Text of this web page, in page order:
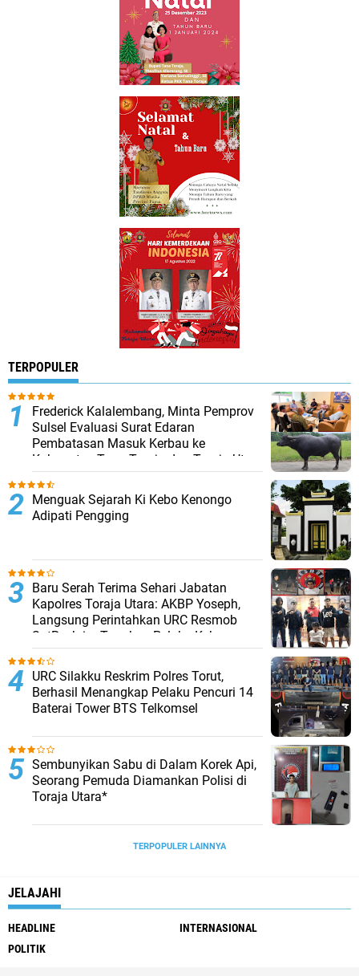
TERPOPULER
Frederick Kalalembang, Minta Pemprov
Sulsel Evaluasi Surat Edaran
Pembatasan Masuk Kerbau ke
Kabupaten Tana Toraja dan Toraja Utara
Menguak Sejarah Ki Kebo Kenongo
Adipati Pengging
Baru Serah Terima Sehari Jabatan
Kapolres Toraja Utara: AKBP Yoseph,
Langsung Perintahkan URC Resmob
SatReskrim Tangkap Pelaku Kekerasan
Seksual Anak Di Bawah Umur
URC Silakku Reskrim Polres Torut,
Berhasil Menangkap Pelaku Pencuri 14
Baterai Tower BTS Telkomsel
Sembunyikan Sabu di Dalam Korek Api,
Seorang Pemuda Diamankan Polisi di
Toraja Utara*
TERPOPULER LAINNYA
JELAJAHI
HEADLINE
INTERNASIONAL
POLITIK